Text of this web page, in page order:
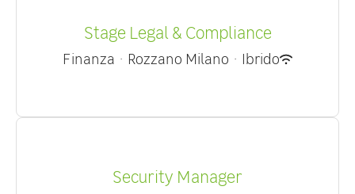
Stage Legal & Compliance
Finanza · Rozzano Milano · Ibrido
Security Manager